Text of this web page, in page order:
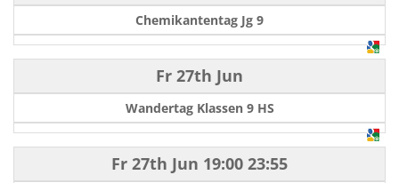
Chemikantentag Jg 9
Fr 27th Jun
Wandertag Klassen 9 HS
Fr 27th Jun 19:00 23:55